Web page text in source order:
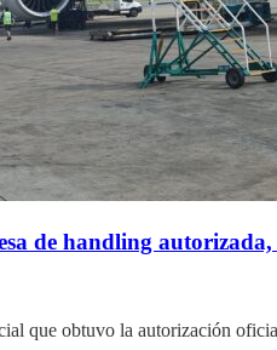
de handling
que obtuvo la autorización